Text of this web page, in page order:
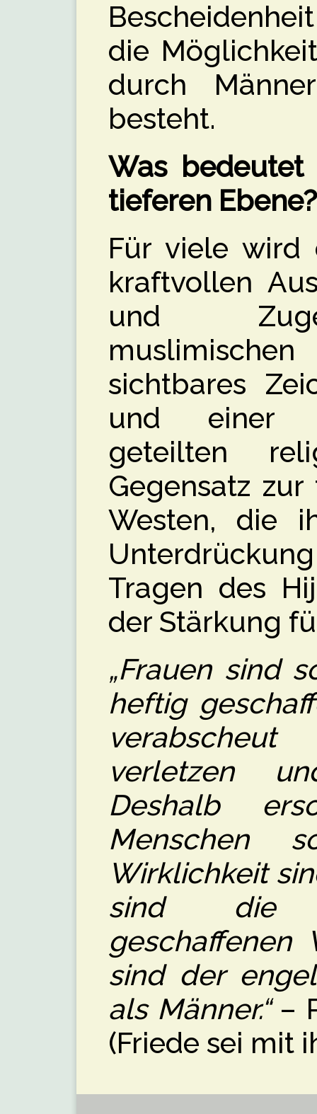
die
durch
besteht.
Was
tieferen Ebene?
Für viele wird
kraftvollen
und
sichtbares
und einer
geteilten
Gegensatz
Westen, die
Tragen des
der Stärkung
„Frauen sind
heftig
verletzen
Deshalb
Menschen
Wirklichkeit
sind die
geschaffenen
sind der
als Männer.“–
(Friede sei mit